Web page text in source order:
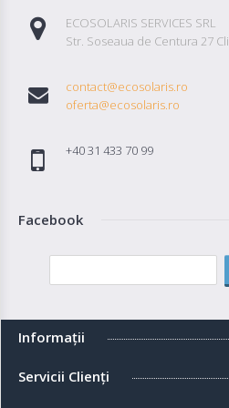
Autentifică-
Înregistrează-
ECOSOLARIS SERVICES SRL
Str. Soseaua de Centura 27
contact@ecosolaris.ro
oferta@ecosolaris.ro
+40 31 433 70 99
Facebook
Informaţii
Servicii Clienţi